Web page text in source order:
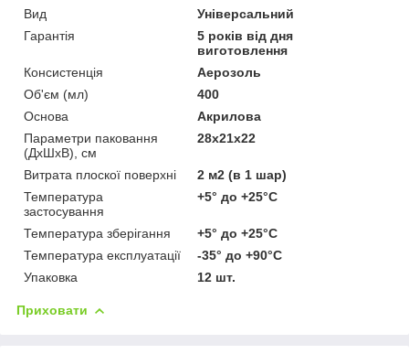
Вид
Універсальний
Гарантія
5 років від дня
виготовлення
Консистенція
Аерозоль
Об'єм (мл)
400
Основа
Акрилова
Параметри паковання
(ДхШхВ), см
28х21х22
Витрата плоскої поверхні
2 м2 (в 1 шар)
Температура
застосування
+5° до +25°С
Температура зберігання
+5° до +25°С
Температура експлуатації
-35° до +90°С
Упаковка
12 шт.
Приховати